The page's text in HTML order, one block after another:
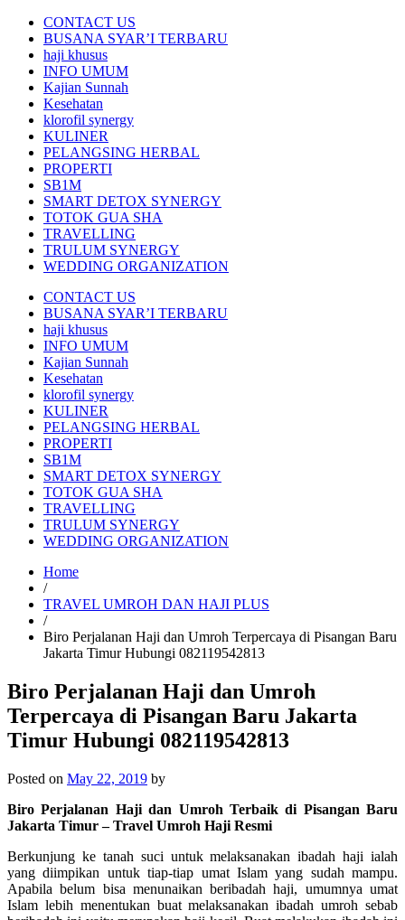
CONTACT US
BUSANA SYAR’I TERBARU
haji khusus
INFO UMUM
Kajian Sunnah
Kesehatan
klorofil synergy
KULINER
PELANGSING HERBAL
PROPERTI
SB1M
SMART DETOX SYNERGY
TOTOK GUA SHA
TRAVELLING
TRULUM SYNERGY
WEDDING ORGANIZATION
CONTACT US
BUSANA SYAR’I TERBARU
haji khusus
INFO UMUM
Kajian Sunnah
Kesehatan
klorofil synergy
KULINER
PELANGSING HERBAL
PROPERTI
SB1M
SMART DETOX SYNERGY
TOTOK GUA SHA
TRAVELLING
TRULUM SYNERGY
WEDDING ORGANIZATION
Home
/
TRAVEL UMROH DAN HAJI PLUS
/
Biro Perjalanan Haji dan Umroh Terpercaya di Pisangan Baru
Jakarta Timur Hubungi 082119542813
Biro Perjalanan Haji dan Umroh
Terpercaya di Pisangan Baru Jakarta
Timur Hubungi 082119542813
Posted on May 22, 2019 by
Biro Perjalanan Haji dan Umroh Terbaik di Pisangan Baru
Jakarta Timur – Travel Umroh Haji Resmi
Berkunjung ke tanah suci untuk melaksanakan ibadah haji ialah
yang diimpikan untuk tiap-tiap umat Islam yang sudah mampu.
Apabila belum bisa menunaikan beribadah haji, umumnya umat
Islam lebih menentukan buat melaksanakan ibadah umroh sebab